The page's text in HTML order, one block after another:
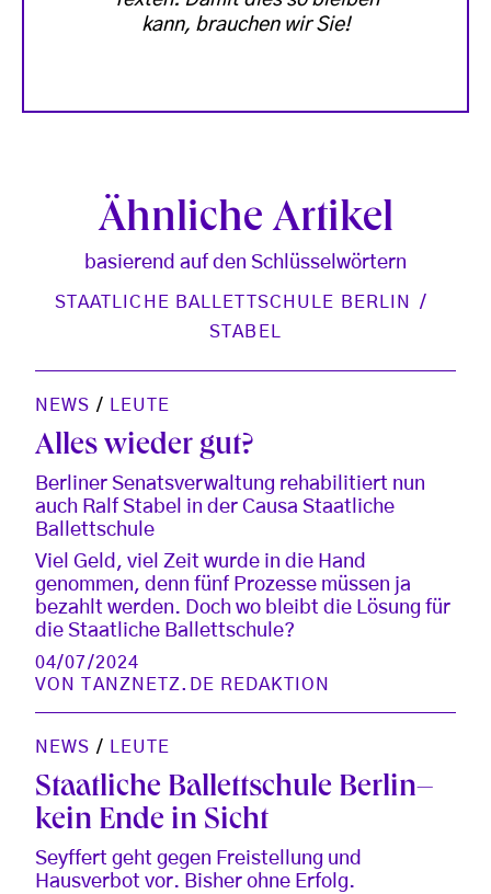
kann, brauchen wir Sie!
Ähnliche Artikel
basierend auf den Schlüsselwörtern
STAATLICHE BALLETTSCHULE BERLIN
STABEL
NEWS / LEUTE
Alles wieder gut?
Berliner Senatsverwaltung rehabilitiert nun
auch Ralf Stabel in der Causa Staatliche
Ballettschule
Viel Geld, viel Zeit wurde in die Hand
genommen, denn fünf Prozesse müssen ja
bezahlt werden. Doch wo bleibt die Lösung für
die Staatliche Ballettschule?
04/07/2024
VON
TANZNETZ.DE REDAKTION
NEWS / LEUTE
Staatliche Ballettschule Berlin–
kein Ende in Sicht
Seyffert geht gegen Freistellung und
Hausverbot vor. Bisher ohne Erfolg.